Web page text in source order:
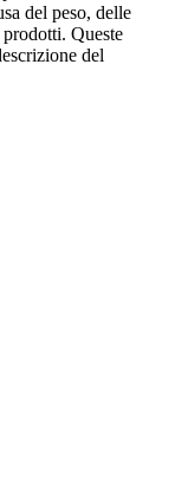
del peso, delle
Queste
del